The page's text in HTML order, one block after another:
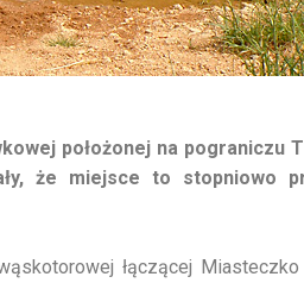
położonej na pograniczu
że miejsce to stopniowo
łączącej